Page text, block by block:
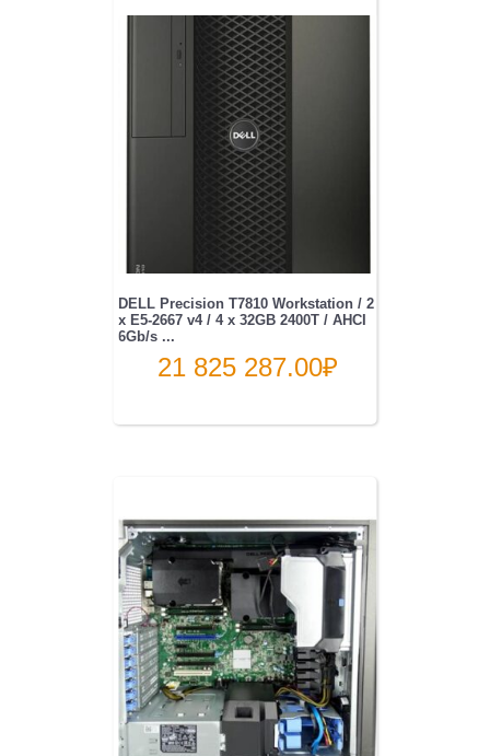
DELL Precision T7810 Workstation / 2
x E5-2667 v4 / 4 x 32GB 2400T / AHCI
6Gb/s ...
21 825 287.00₽